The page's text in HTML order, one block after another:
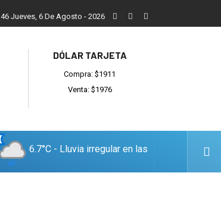
Reino: “Hay bandas muy organizadas y también
47 Jueves, 6 De Agosto - 2026
DÓLAR TARJETA
Compra: $1911
Venta: $1976
6.7°C - Lluvia irregular en las